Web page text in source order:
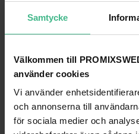
Samtycke
Välkommen till
använder cookies
Vi använder
och annonserna till
för sociala medier och
Uppspelningsalternativ
BT
Hastighetsinställningar (RPM)
Max uteffekt
100W
Strömförsörjning
100-